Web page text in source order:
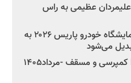
علیمردان عظیمی به راس
چینی‌ها به قلب اروپا رسیدند؛ نمایشگاه خودرو پاریس ۲۰۲۶ به
می‌شود
شروع فروش اقساطی زامیاد EX کمپرسی و مسقف -مرداد۱۴۰۵